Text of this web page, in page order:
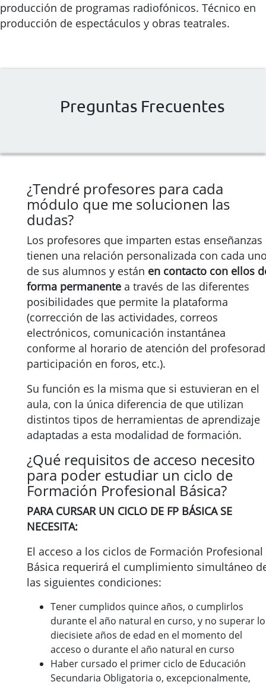
producción de programas radiofónicos. Técnico en
producción de espectáculos y obras teatrales.
Preguntas Frecuentes
¿Tendré profesores para cada
módulo que me solucionen las
dudas?
Los profesores que imparten estas enseñanzas
tienen una relación personalizada con cada
de sus alumnos y están en contacto con ellos
forma permanente a través de las diferentes
posibilidades que permite la plataforma
(corrección de las actividades, correos
electrónicos, comunicación instantánea
conforme al horario de atención del
participación en foros, etc.).
Su función es la misma que si estuvieran en el
aula, con la única diferencia de que utilizan
distintos tipos de herramientas de aprendizaje
adaptadas a esta modalidad de formación.
¿Qué requisitos de acceso necesito
para poder estudiar un ciclo de
Formación Profesional Básica?
PARA CURSAR UN CICLO DE FP BÁSICA SE
NECESITA:
El acceso a los ciclos de Formación Profesional
Básica requerirá el cumplimiento simultáneo
las siguientes condiciones:
Tener cumplidos quince años, o cumplirlos
durante el año natural en curso, y no superar
diecisiete años de edad en el momento del
acceso o durante el año natural en curso
Haber cursado el primer ciclo de Educación
Secundaria Obligatoria o, excepcionalmente,